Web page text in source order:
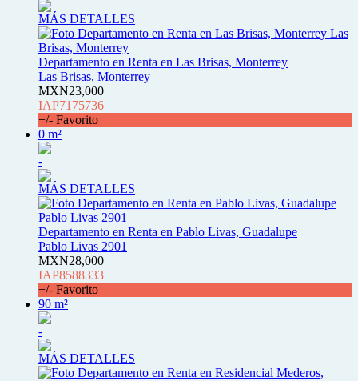
MÁS DETALLES
Departamento en Renta en Las Brisas, Monterrey
Las Brisas, Monterrey
MXN23,000
IAP7175736
+/- Favorito
0 m²
-
MÁS DETALLES
Departamento en Renta en Pablo Livas, Guadalupe
Pablo Livas 2901
MXN28,000
IAP8588333
+/- Favorito
90 m²
-
MÁS DETALLES